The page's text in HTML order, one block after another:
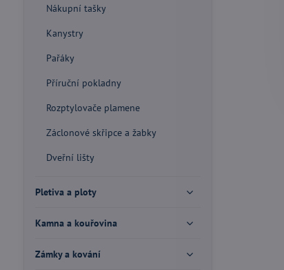
Nákupní tašky
Kanystry
Pařáky
Příruční pokladny
Rozptylovače plamene
Záclonové skřipce a žabky
Dveřní lišty
Pletiva a ploty
Kamna a kouřovina
Zámky a kování